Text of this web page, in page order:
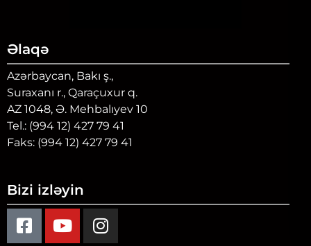
Əlaqə
Azərbaycan, Bakı ş.,
Suraxanı r., Qaraçuxur q.
AZ 1048, Ə. Mehbalıyev 10
Tel.: (994 12) 427 79 41
Faks: (994 12) 427 79 41
Bizi izləyin